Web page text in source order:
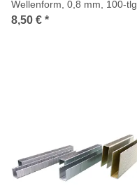
Wellenform, 0,8 mm, 100-tlg.
8,50 € *